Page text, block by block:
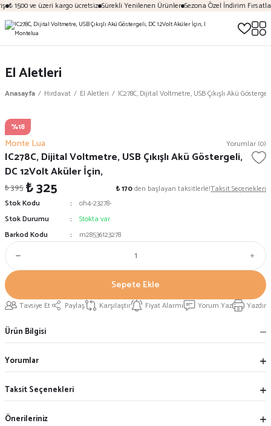
₺ 1500 ve üzeri kargo ücretsiz Sürekli Yenilenen Ürünler Sezona Özel İndirim
El Aletleri
Anasayfa Hırdavat El Aletleri IC278C, Dijital Voltmetre, USB Çıkışlı Akü
%18
Monte Lua Yorumlar (0)
IC278C, Dijital Voltmetre, USB Çıkışlı Akü Göstergeli,
DC 12Volt Aküler İçin,
₺ 395₺ 325 ₺ 170den başlayan taksitlerle!Taksit Seçenekleri
Stok Kodu
oh4-23278-
Stok Durumu
Stokta var
Barkod Kodu
m28536123278
Sepete Ekle
Tavsiye Et Paylaş Karşılaştır Fiyat Alarmı Yorum Yaz Yazdır
Ürün Bilgisi
Yorumlar
Taksit Seçenekleri
Önerileriniz